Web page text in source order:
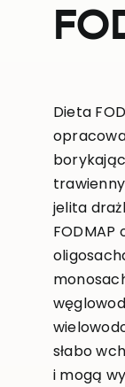
Dieta
jelita
słabo
i mogą